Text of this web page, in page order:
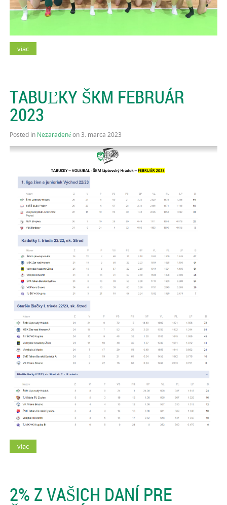
viac
TABUĽKY ŠKM FEBRUÁR
2023
Posted in Nezaradenéon 3. marca 2023
viac
2% Z VAŠICH DANÍ PRE